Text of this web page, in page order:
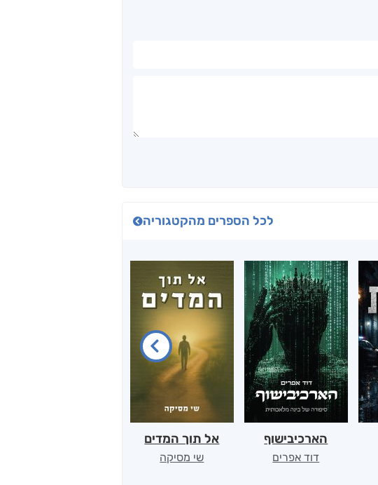
לכל הספרים מהקטגוריה
הארכיבישוף
דוד אפרים
אל תוך המדים
שי מסיקה